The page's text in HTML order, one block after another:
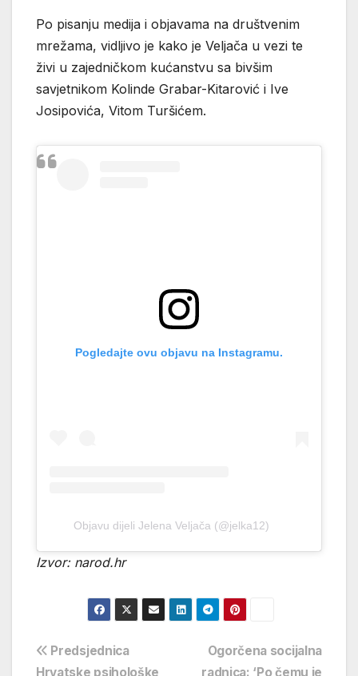
Po pisanju medija i objavama na društvenim
mrežama, vidljivo je kako je Veljača u vezi te
živi u zajedničkom kućanstvu sa bivšim
savjetnikom Kolinde Grabar-Kitarović i Ive
Josipovića, Vitom Turšićem.
Pogledajte ovu objavu na Instagramu.
Objavu dijeli Jelena Veljača (@jelka12)
Izvor: narod.hr
Navigacija
Ogorčena socijalna
radnica: ‘Po čemu je
Predsjednica
Hrvatske psihološke